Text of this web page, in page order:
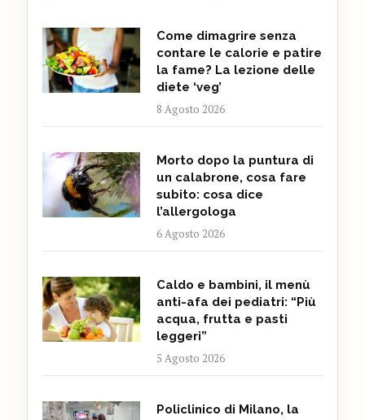
Come dimagrire senza
contare le calorie e patire
la fame? La lezione delle
diete ‘veg’
8 Agosto 2026
Morto dopo la puntura di
un calabrone, cosa fare
subito: cosa dice
l’allergologa
6 Agosto 2026
Caldo e bambini, il menù
anti-afa dei pediatri: “Più
acqua, frutta e pasti
leggeri”
5 Agosto 2026
Policlinico di Milano, la